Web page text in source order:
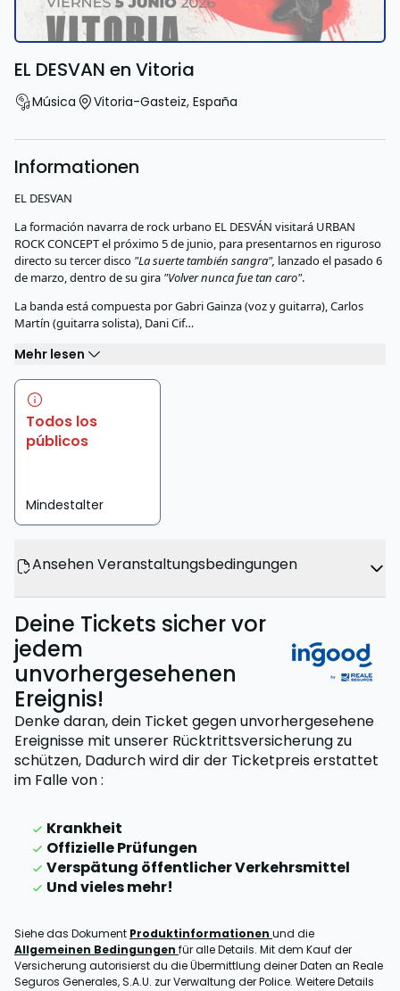
EL DESVAN en Vitoria
Música Vitoria-Gasteiz, España
Informationen
EL DESVAN
La formación navarra de rock urbano EL DESVÁN visitará URBAN
ROCK CONCEPT el próximo 5 de junio, para presentarnos en riguroso
directo su tercer disco "La suerte también sangra", lanzado el pasado 6
de marzo, dentro de su gira "Volver nunca fue tan caro".
La banda está compuesta por Gabri Gainza (voz y guitarra), Carlos
Martín (guitarra solista), Dani Cif…
Mehr lesen
Todos los
públicos
Mindestalter
Ansehen Veranstaltungsbedingungen
Deine Tickets sicher vor
jedem
unvorhergesehenen
Ereignis!
Denke daran, dein Ticket gegen unvorhergesehene
Ereignisse mit unserer Rücktrittsversicherung zu
schützen, Dadurch wird dir der Ticketpreis erstattet
im Falle von:
Krankheit
Offizielle Prüfungen
Verspätung öffentlicher Verkehrsmittel
Und vieles mehr!
Siehe das Dokument Produktinformationen und die
Allgemeinen Bedingungen für alle Details. Mit dem Kauf der
Versicherung autorisierst du die Übermittlung deiner Daten an Reale
Seguros Generales, S.A.U. zur Verwaltung der Police. Weitere Details